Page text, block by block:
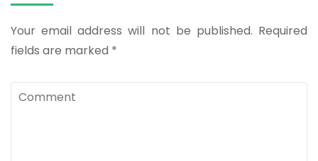
Your email address will not be published. Required
fields are marked *